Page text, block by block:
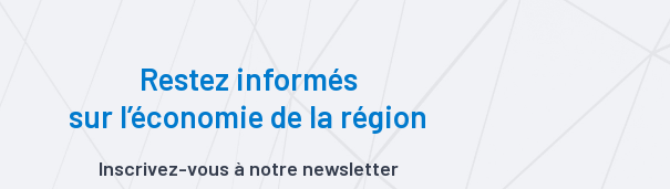
Restez informés
sur l’économie de la région
Inscrivez-vous à notre newsletter